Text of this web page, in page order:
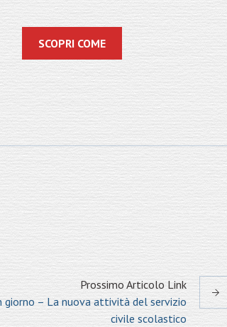
SCOPRI COME
ProssimoArticolo Link
giorno – La nuova attività del servizio
civile scolastico